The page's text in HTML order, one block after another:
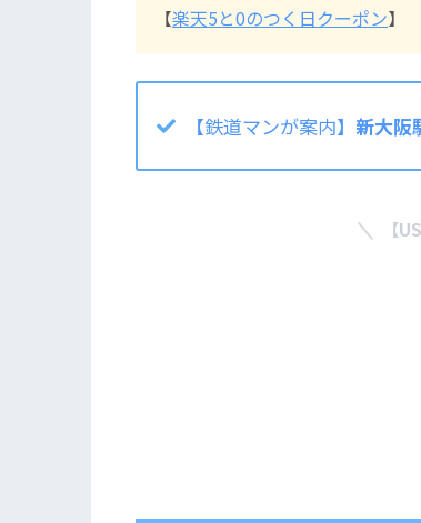
【楽天5と0のつく日クーポン】
【鉄道マンが案内】 新大阪
【